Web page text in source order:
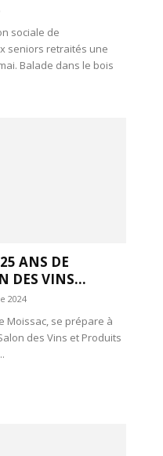
sociale de
seniors retraités une
Balade dans le bois
ANS DE
DES VINS...
2024
Moissac, se prépare à
des Vins et Produits